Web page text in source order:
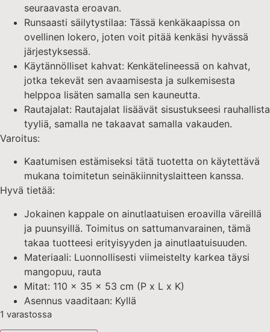
seuraavasta eroavan.
Runsaasti säilytystilaa: Tässä kenkäkaapissa on
ovellinen lokero, joten voit pitää kenkäsi hyvässä
järjestyksessä.
Käytännölliset kahvat: Kenkätelineessä on kahvat,
jotka tekevät sen avaamisesta ja sulkemisesta
helppoa lisäten samalla sen kauneutta.
Rautajalat: Rautajalat lisäävät sisustukseesi rauhallista
tyyliä, samalla ne takaavat samalla vakauden.
Varoitus:
Kaatumisen estämiseksi tätä tuotetta on käytettävä
mukana toimitetun seinäkiinnityslaitteen kanssa.
Hyvä tietää:
Jokainen kappale on ainutlaatuisen eroavilla väreillä
ja puunsyillä. Toimitus on sattumanvarainen, tämä
takaa tuotteesi erityisyyden ja ainutlaatuisuuden.
Materiaali: Luonnollisesti viimeistelty karkea täysi
mangopuu, rauta
Mitat: 110 x 35 x 53 cm (P x L x K)
Asennus vaaditaan: Kyllä
1 varastossa